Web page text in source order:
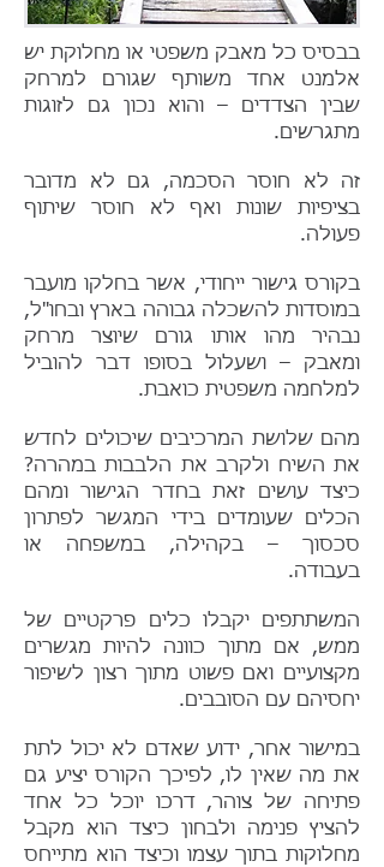
בבסיס כל מאבק משפטי או מחלוקת יש
אלמנט אחד משותף שגורם למרחק
שבין הצדדים – והוא נכון גם לזוגות
מתגרשים.
זה לא חוסר הסכמה, גם לא מדובר
בציפיות שונות ואף לא חוסר שיתוף
פעולה.
בקורס גישור ייחודי, אשר בחלקו מועבר
במוסדות להשכלה גבוהה בארץ ובחו"ל,
נבהיר מהו אותו גורם שיוצר מרחק
ומאבק – ושעלול בסופו דבר להוביל
למלחמה משפטית כואבת.
מהם שלושת המרכיבים שיכולים לחדש
את השיח ולקרב את הלבבות במהרה?
כיצד עושים זאת בחדר הגישור ומהם
הכלים שעומדים בידי המגשר לפתרון
סכסוך – בקהילה, במשפחה או
בעבודה.
המשתתפים יקבלו כלים פרקטיים של
ממש, אם מתוך כוונה להיות מגשרים
מקצועיים ואם פשוט מתוך רצון לשיפור
יחסיהם עם הסובבים.
במישור אחר, ידוע שאדם לא יכול לתת
את מה שאין לו, לפיכך הקורס יציע גם
פתיחה של צוהר, דרכו יוכל כל אחד
להציץ פנימה ולבחון כיצד הוא מקבל
מחלוקות בתוך עצמו וכיצד הוא מתייחס